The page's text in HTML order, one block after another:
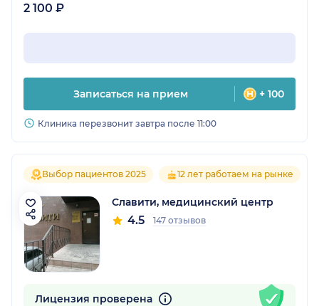
2 100 ₽
Записаться на прием + 100
Клиника перезвонит завтра после 11:00
Выбор пациентов 2025 12 лет работаем на рынке
Славити, медицинский центр
4.5 147 отзывов
Лицензия проверена